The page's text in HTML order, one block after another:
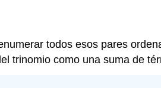
todos esos pares
trinomio como una suma de